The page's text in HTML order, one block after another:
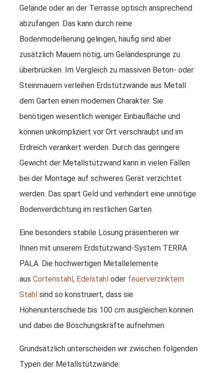
Gelände oder an der Terrasse optisch ansprechend
abzufangen. Das kann durch reine
Bodenmodellierung gelingen, häufig sind aber
zusätzlich Mauern nötig, um Geländesprünge zu
überbrücken. Im Vergleich zu massiven Beton- oder
Steinmauern verleihen Erdstützwände aus Metall
dem Garten einen modernen Charakter. Sie
benötigen wesentlich weniger Einbaufläche und
können unkompliziert vor Ort verschraubt und im
Erdreich verankert werden. Durch das geringere
Gewicht der Metallstützwand kann in vielen Fällen
bei der Montage auf schweres Gerät verzichtet
werden. Das spart Geld und verhindert eine unnötige
Bodenverdichtung im restlichen Garten.
Eine besonders stabile Lösung präsentieren wir
Ihnen mit unserem Erdstützwand-System TERRA
PALA. Die hochwertigen Metallelemente
aus Cortenstahl, Edelstahl oder feuerverzinktem
Stahl sind so konstruiert, dass sie
Höhenunterschiede bis 100 cm ausgleichen können
und dabei die Böschungskräfte aufnehmen.
Grundsätzlich unterscheiden wir zwischen folgenden
Typen der Metallstützwände: